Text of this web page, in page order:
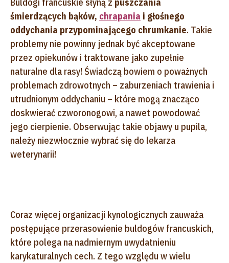
śmierdzących bąków, chrapania i głośnego
oddychania przypominającego chrumkanie. Takie
problemy nie powinny jednak być akceptowane
przez opiekunów i traktowane jako zupełnie
naturalne dla rasy! Świadczą bowiem o poważnych
problemach zdrowotnych – zaburzeniach trawienia i
utrudnionym oddychaniu – które mogą znacząco
doskwierać czworonogowi, a nawet powodować
jego cierpienie. Obserwując takie objawy u pupila,
należy niezwłocznie wybrać się do lekarza
weterynarii!
Coraz więcej organizacji kynologicznych zauważa
postępujące przerasowienie buldogów francuskich,
które polega na nadmiernym uwydatnieniu
karykaturalnych cech. Z tego względu w wielu